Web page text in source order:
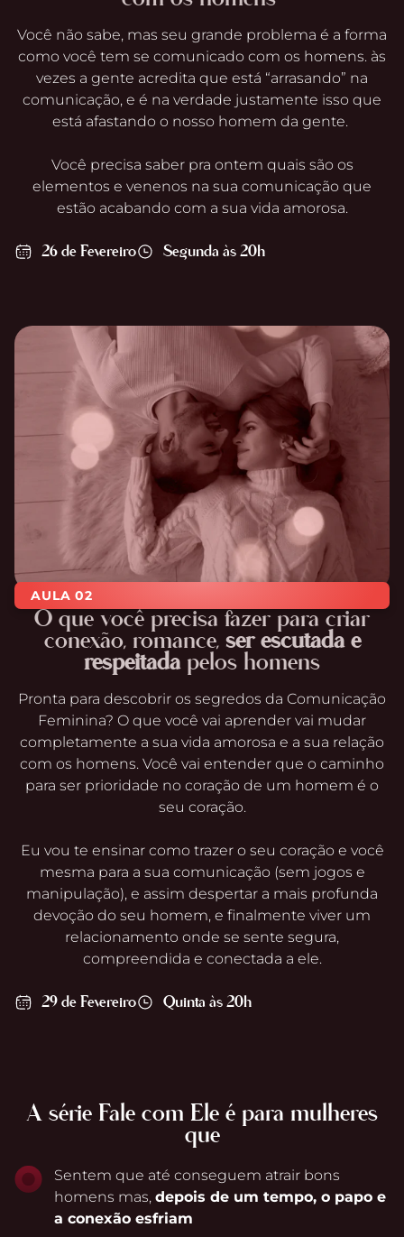
Você não sabe, mas seu grande problema é a forma
como você tem se comunicado com os homens. às
vezes a gente acredita que está “arrasando” na
comunicação, e é na verdade justamente isso que
está afastando o nosso homem da gente.
Você precisa saber pra ontem quais são os
elementos e venenos na sua comunicação que
estão acabando com a sua vida amorosa.
26 de Fevereiro Segunda às 20h
AULA 02
O que você precisa fazer para criar
conexão, romance, ser escutada e
respeitadapelos homens
Pronta para descobrir os segredos da Comunicação
Feminina? O que você vai aprender vai mudar
completamente a sua vida amorosa e a sua relação
com os homens. Você vai entender que o caminho
para ser prioridade no coração de um homem é o
seu coração.
Eu vou te ensinar como trazer o seu coração e você
mesma para a sua comunicação (sem jogos e
manipulação), e assim despertar a mais profunda
devoção do seu homem, e finalmente viver um
relacionamento onde se sente segura,
compreendida e conectada a ele.
29 de Fevereiro Quinta às 20h
A série Fale com Ele é para mulheres
que
Sentem que até conseguem atrair bons
homens mas, depois de um tempo, o papo e
a conexão esfriam